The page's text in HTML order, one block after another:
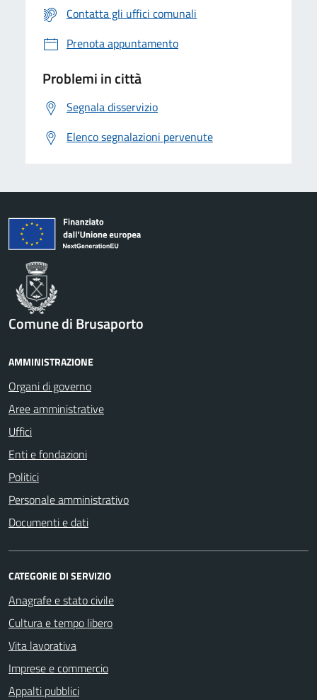
Contatta gli uffici comunali
Prenota appuntamento
Problemi in città
Segnala disservizio
Elenco segnalazioni pervenute
Comune di Brusaporto
AMMINISTRAZIONE
Organi di governo
Aree amministrative
Uffici
Enti e fondazioni
Politici
Personale amministrativo
Documenti e dati
CATEGORIE DI SERVIZIO
Anagrafe e stato civile
Cultura e tempo libero
Vita lavorativa
Imprese e commercio
Appalti pubblici